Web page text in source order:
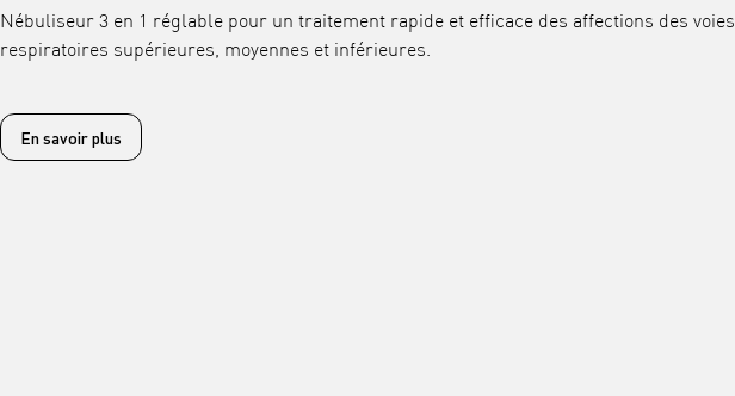
Nébuliseur 3 en 1 réglable pour un traitement rapide et efficace des affections des voies
respiratoires supérieures, moyennes et inférieures.
En savoir plus